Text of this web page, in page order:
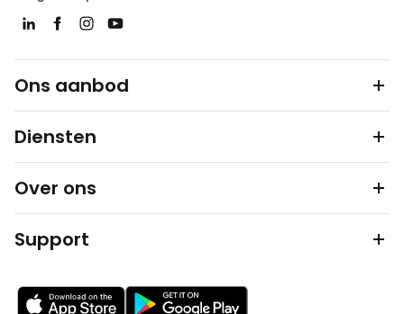
Ons aanbod
Diensten
Over ons
Support